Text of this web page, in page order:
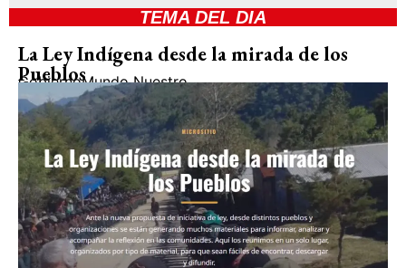
TEMA DEL DIA
La Ley Indígena desde la mirada de los
Pueblos
GobiernoMundo Nuestro